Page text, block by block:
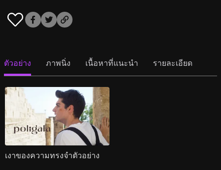
ตัวอย่าง ภาพนิ่ง เนื้อหาที่แนะนำ รายละเอียด
เงาของความทรงจำตัวอย่าง